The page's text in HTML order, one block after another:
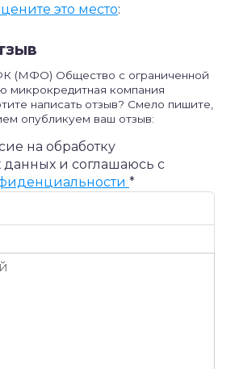
это место:
(МФО) Общество с ограниченной
микрокредитная компания
написать отзыв? Смело пишите,
опубликуем ваш отзыв:
на обработку
данных и соглашаюсь c
*